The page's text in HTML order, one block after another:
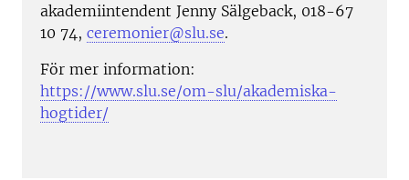
akademiintendent Jenny Sälgeback, 018-67
10 74, ceremonier@slu.se.
För mer information:
https://www.slu.se/om-slu/akademiska-
hogtider/